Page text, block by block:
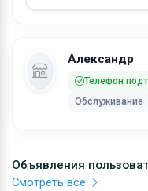
Александр
Телефон
Обслуживание
Объявления
Смотреть все